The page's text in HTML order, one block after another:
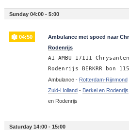
Sunday 04:00 - 5:00
04:50
Ambulance met spoed naar
Rodenrijs
A1 AMBU 17111
Rodenrijs BERKRR bon
Ambulance - Rotterdam-Rijnmond
Zuid-Holland- Berkel en Rodenrijs
en Rodenrijs
Saturday 14:00 - 15:00